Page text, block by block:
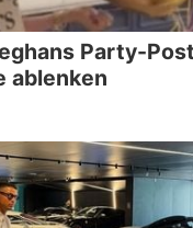
Party-
ablenken